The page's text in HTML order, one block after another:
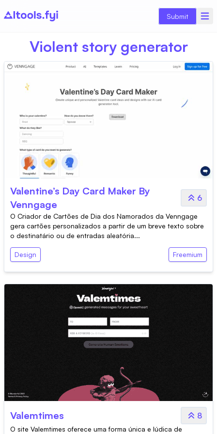
Submit
Violent story generator
Valentine’s Day Card Maker By
Venngage
6
O Criador de Cartões de Dia dos Namorados da Venngage
gera cartões personalizados a partir de um breve texto sobre
o destinatário ou de entradas aleatória...
Design Freemium
Valemtimes 8
O site Valemtimes oferece uma forma única e lúdica de